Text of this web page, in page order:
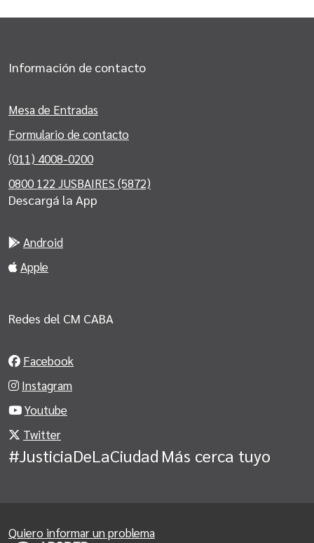
Información de contacto
Mesa de Entradas
Formulario de contacto
(011) 4008-0200
0800 122 JUSBAIRES (5872)
Descargá la App
Android
Apple
Redes del CM CABA
Facebook
Instagram
Youtube
Twitter
#JusticiaDeLaCiudad Más cerca tuyo
Quiero informar un problema